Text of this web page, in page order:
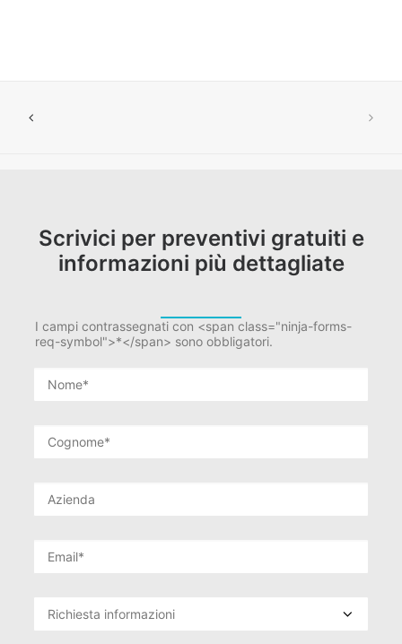
Scrivici per preventivi gratuiti e
informazioni più dettagliate
I campi contrassegnati con <span class="ninja-forms-
req-symbol">*</span> sono obbligatori.